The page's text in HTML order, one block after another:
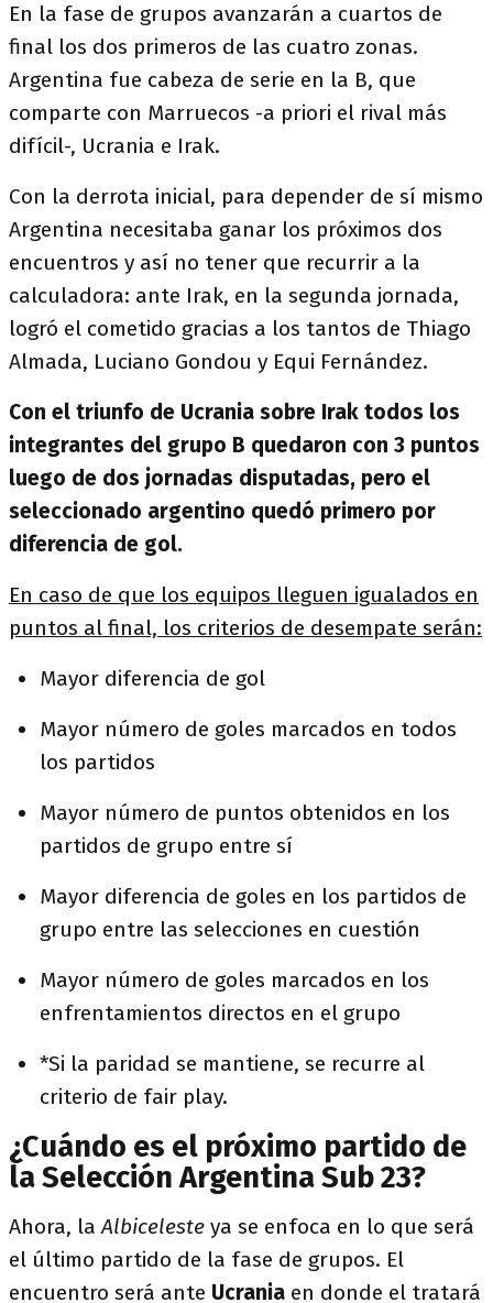
En la fase de grupos avanzarán a cuartos de
final los dos primeros de las cuatro zonas.
Argentina fue cabeza de serie en la B, que
comparte con Marruecos -a priori el rival más
difícil-, Ucrania e Irak.
Con la derrota inicial, para depender de sí mismo
Argentina necesitaba ganar los próximos dos
encuentros y así no tener que recurrir a la
calculadora: ante Irak, en la segunda jornada,
logró el cometido gracias a los tantos de Thiago
Almada, Luciano Gondou y Equi Fernández.
Con el triunfo de Ucrania sobre Irak todos los
integrantes del grupo B quedaron con 3 puntos
luego de dos jornadas disputadas, pero el
seleccionado argentino quedó primero por
diferencia de gol.
En caso de que los equipos lleguen igualados en
puntos al final, los criterios de desempate serán:
Mayor diferencia de gol
Mayor número de goles marcados en todos
los partidos
Mayor número de puntos obtenidos en los
partidos de grupo entre sí
Mayor diferencia de goles en los partidos de
grupo entre las selecciones en cuestión
Mayor número de goles marcados en los
enfrentamientos directos en el grupo
*Si la paridad se mantiene, se recurre al
criterio de fair play.
¿Cuándo es el próximo partido de
la Selección Argentina Sub 23?
Ahora, la Albiceleste ya se enfoca en lo que será
el último partido de la fase de grupos. El
encuentro será ante Ucrania en donde el tratará